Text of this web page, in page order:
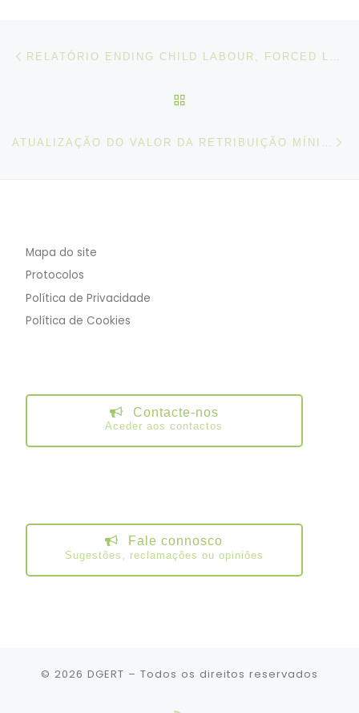
Post navigation
Mapa do site
Protocolos
Política de Privacidade
Política de Cookies
Contacte-nos
Aceder aos contactos
Fale connosco
Sugestões, reclamações ou opiniões
© 2026 DGERT – Todos os direitos reservados